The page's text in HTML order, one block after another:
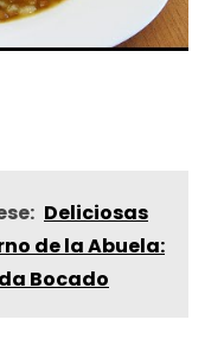
Deliciosas
de la Abuela:
Bocado